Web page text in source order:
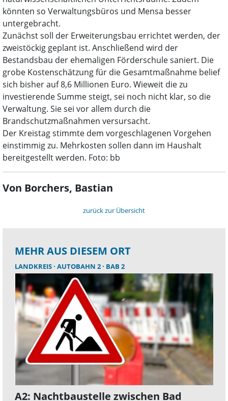
könnten so Verwaltungsbüros und Mensa besser
untergebracht.
Zunächst soll der Erweiterungsbau errichtet werden, der
zweistöckig geplant ist. Anschließend wird der
Bestandsbau der ehemaligen Förderschule saniert. Die
grobe Kostenschätzung für die Gesamtmaßnahme belief
sich bisher auf 8,6 Millionen Euro. Wieweit die zu
investierende Summe steigt, sei noch nicht klar, so die
Verwaltung. Sie sei vor allem durch die
Brandschutzmaßnahmen versursacht.
Der Kreistag stimmte dem vorgeschlagenen Vorgehen
einstimmig zu. Mehrkosten sollen dann im Haushalt
bereitgestellt werden. Foto: bb
Von Borchers, Bastian
zurück zur Übersicht
MEHR AUS DIESEM ORT
LANDKREIS AUTOBAHN 2 BAB 2
A2: Nachtbaustelle zwischen Bad